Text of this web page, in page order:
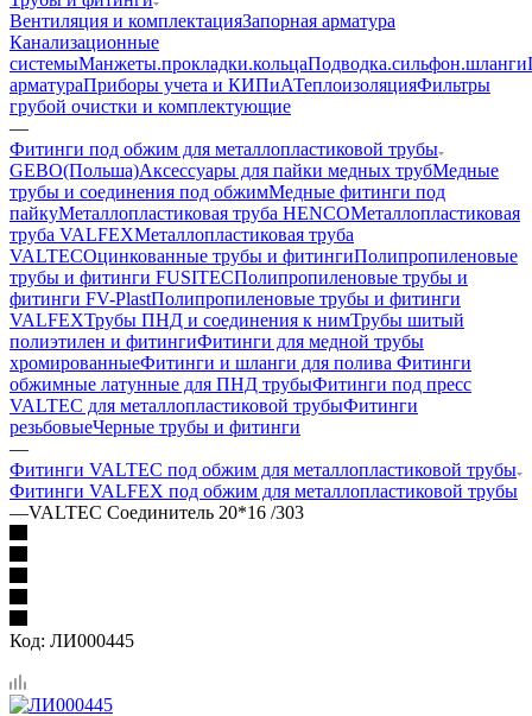
Вентиляция и комплектацияЗапорная арматура
Канализационные
системыМанжеты.прокладки.кольцаПодводка.сильфон.шланги
арматураПриборы учета и КИПиАТеплоизоляцияФильтры
грубой очистки и комплектующие
—
Фитинги под обжим для металлопластиковой трубы
GEBO(Польша)Аксессуары для пайки медных трубМедные
трубы и соединения под обжимМедные фитинги под
пайкуМеталлопластиковая труба HENCOМеталлопластиковая
труба VALFEXМеталлопластиковая труба
VALTECОцинкованные трубы и фитингиПолипропиленовые
трубы и фитинги FUSITECПолипропиленовые трубы и
фитинги FV-PlastПолипропиленовые трубы и фитинги
VALFEXТрубы ПНД и соединения к нимТрубы шитый
полиэтилен и фитингиФитинги для медной трубы
хромированныеФитинги и шланги для полива Фитинги
обжимные латунные для ПНД трубыФитинги под пресс
VALTEC для металлопластиковой трубыФитинги
резьбовыеЧерные трубы и фитинги
—
Фитинги VALTEC под обжим для металлопластиковой трубы
Фитинги VALFEX под обжим для металлопластиковой трубы
—VALTEC Соединитель 20*16 /303
Код: ЛИ000445